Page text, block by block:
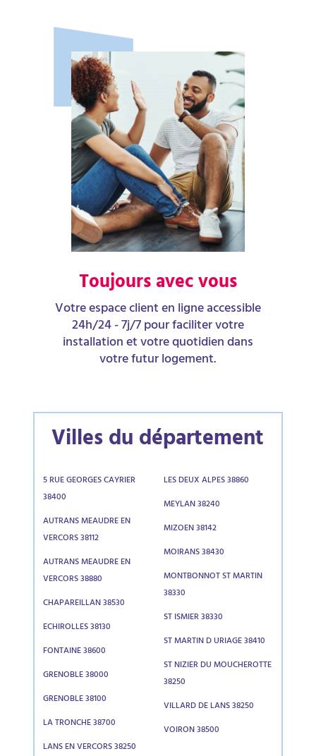
Toujours avec vous
Votre espace client en ligne accessible
24h/24 - 7j/7 pour faciliter votre
installation et votre quotidien dans
votre futur logement.
Villes du département
5 RUE GEORGES CAYRIER
38400
AUTRANS MEAUDRE EN
VERCORS 38112
AUTRANS MEAUDRE EN
VERCORS 38880
CHAPAREILLAN 38530
ECHIROLLES 38130
FONTAINE 38600
GRENOBLE 38000
GRENOBLE 38100
LA TRONCHE 38700
LANS EN VERCORS 38250
LES DEUX ALPES 38860
MEYLAN 38240
MIZOEN 38142
MOIRANS 38430
MONTBONNOT ST MARTIN
38330
ST ISMIER 38330
ST MARTIN D URIAGE 38410
ST NIZIER DU MOUCHEROTTE
38250
VILLARD DE LANS 38250
VOIRON 38500